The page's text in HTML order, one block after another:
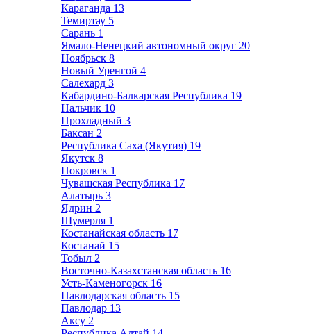
Караганда 13
Темиртау 5
Сарань 1
Ямало-Ненецкий автономный округ 20
Ноябрьск 8
Новый Уренгой 4
Салехард 3
Кабардино-Балкарская Республика 19
Нальчик 10
Прохладный 3
Баксан 2
Республика Саха (Якутия) 19
Якутск 8
Покровск 1
Чувашская Республика 17
Алатырь 3
Ядрин 2
Шумерля 1
Костанайская область 17
Костанай 15
Тобыл 2
Восточно-Казахстанская область 16
Усть-Каменогорск 16
Павлодарская область 15
Павлодар 13
Аксу 2